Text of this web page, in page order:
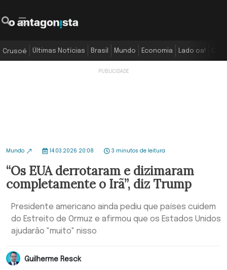
Crusoé Últimas Notícias Brasil Mundo Economia Lado oa!
Mundo 14.03.2026 20:08 3 minutos de leitura
“Os EUA derrotaram e dizimaram
completamente o Irã”, diz Trump
Presidente americano ainda pediu que países cuidem
do Estreito de Ormuz e afirmou que os Estados Unidos
ajudarão "muito" nisso
Guilherme Resck